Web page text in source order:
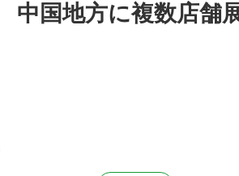
中国地方に複数店舗